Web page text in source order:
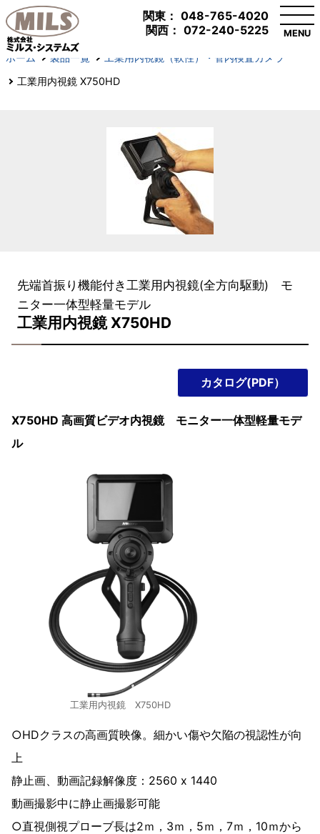
関東： 048-765-4020
関西： 072-240-5225 MENU
ホーム 製品一覧
工業用内視鏡（軟性）・管内検査カメラ
工業用内視鏡 X750HD
先端首振り機能付き工業用内視鏡(全方向駆動) モ
ニター一体型軽量モデル
工業用内視鏡 X750HD
カタログ(PDF）
X750HD 高画質ビデオ内視鏡 モニター一体型軽量モデ
ル
工業用内視鏡 X750HD
○HDクラスの高画質映像。細かい傷や欠陥の視認性が向
上
静止画、動画記録解像度：2560 x 1440
動画撮影中に静止画撮影可能
○直視側視プローブ長は2ｍ，3ｍ，5ｍ，7ｍ，10ｍから